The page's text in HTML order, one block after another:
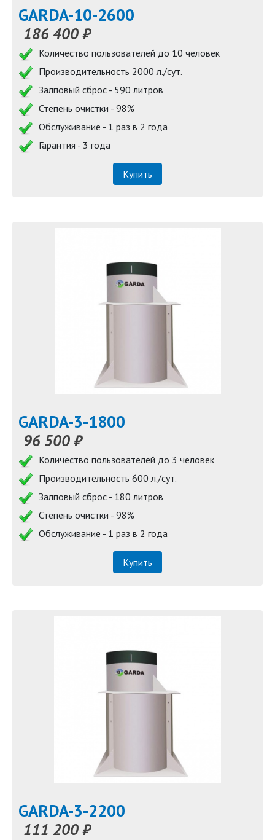
GARDA-10-2600
186 400 ₽
Количество пользователей до 10 человек
Производительность 2000 л./сут.
Залповый сброс - 590 литров
Степень очистки - 98%
Обслуживание - 1 раз в 2 года
Гарантия - 3 года
Купить
GARDA-3-1800
96 500 ₽
Количество пользователей до 3 человек
Производительность 600 л./сут.
Залповый сброс - 180 литров
Степень очистки - 98%
Обслуживание - 1 раз в 2 года
Купить
GARDA-3-2200
111 200 ₽